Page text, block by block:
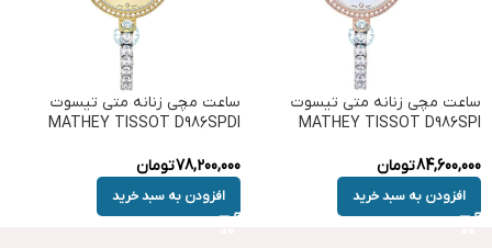
ساعت مچی زنانه متی تیسوت
MATHEY TISSOT D986SPI
84,600,000تومان
افزودن به سبد خرید
ساعت مچی زنانه متی تیسوت
MATHEY TISSOT D986SPDI
78,200,000تومان
افزودن به سبد خرید